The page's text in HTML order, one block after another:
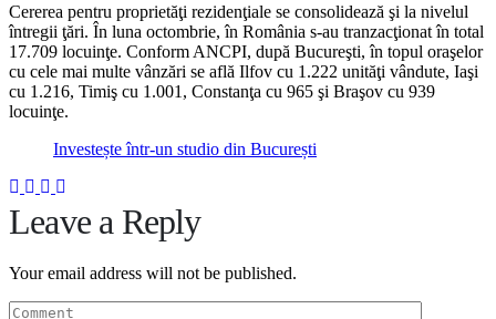
Cererea pentru proprietăţi rezidenţiale se consolidează şi la nivelul
întregii ţări. În luna octombrie, în România s-au tranzacţionat în total
17.709 locuinţe. Conform ANCPI, după Bucureşti, în topul oraşelor
cu cele mai multe vânzări se află Ilfov cu 1.222 unităţi vândute, Iaşi
cu 1.216, Timiş cu 1.001, Constanţa cu 965 şi Braşov cu 939
locuinţe.
Investește într-un studio din București
Leave a Reply
Your email address will not be published.